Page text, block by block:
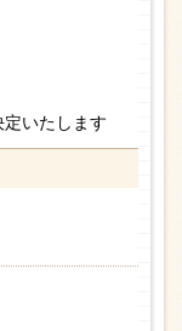
いたします